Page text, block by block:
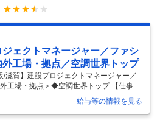
ェクトマネージャー／ファシ
工場・拠点／空調世界トップ
/滋賀】建設プロジェクトマネージャー／
工場・拠点＞◆空調世界トップ 【仕事内
ェクトマネージャー／ファシリティ戦略企
世界トップ 【具体的な仕事内容】 【担当
ーバルに広がる生産工場・開発拠点にお
給与等の情報を見る